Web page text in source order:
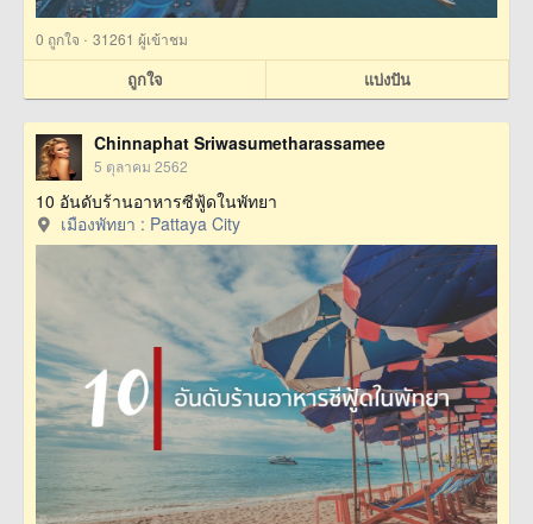
0 ถูกใจ · 31261 ผู้เข้าชม
ถูกใจ แบ่งปัน
Chinnaphat Sriwasumetharassamee
5 ตุลาคม 2562
10 อันดับร้านอาหารซีฟู้ดในพัทยา
เมืองพัทยา : Pattaya City